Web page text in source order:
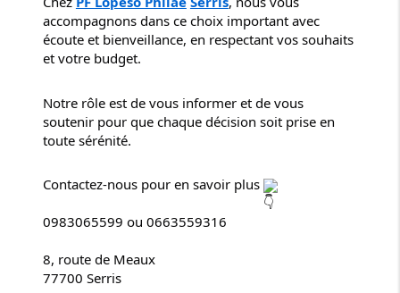
accompagnons dans ce choix important avec
écoute et bienveillance, en respectant vos souhaits
et votre budget.
Notre rôle est de vous informer et de vous
soutenir pour que chaque décision soit prise en
toute sérénité.
Contactez-nous pour en savoir plus
0983065599 ou 0663559316
8, route de Meaux
77700 Serris